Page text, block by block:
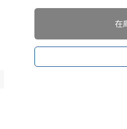
在